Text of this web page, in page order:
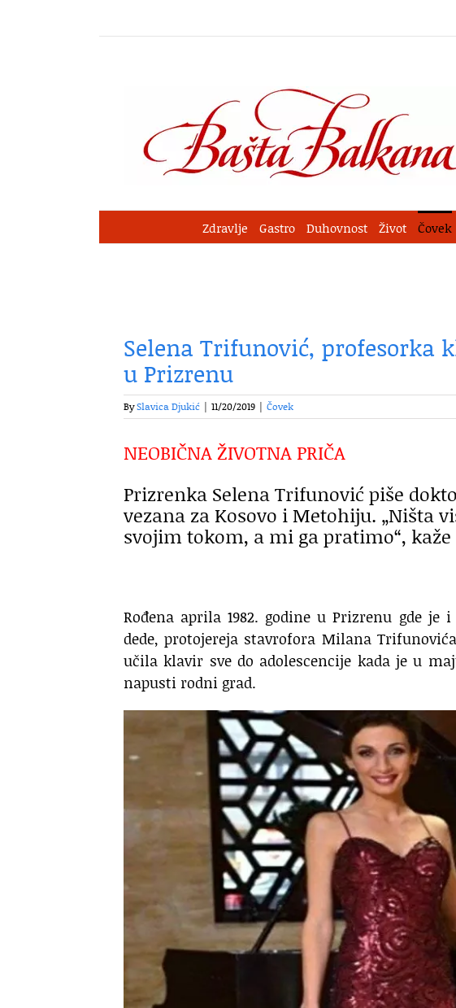
Zdravlje Gastro Duhovnost Život Čovek
Selena Trifunović, profesorka
u Prizrenu
BySlavica Djukić | 11/20/2019 | Čovek
NEOBIČNA ŽIVOTNA PRIČA
Prizrenka Selena Trifunović piše
vezana za Kosovo i Metohiju. „Ništa
svojim tokom, a mi ga pratimo“, kaže
Rođena aprila 1982. godine u Prizrenu gde
dede, protojereja stavrofora Milana
učila klavir sve do adolescencije kada je u
napusti rodni grad.